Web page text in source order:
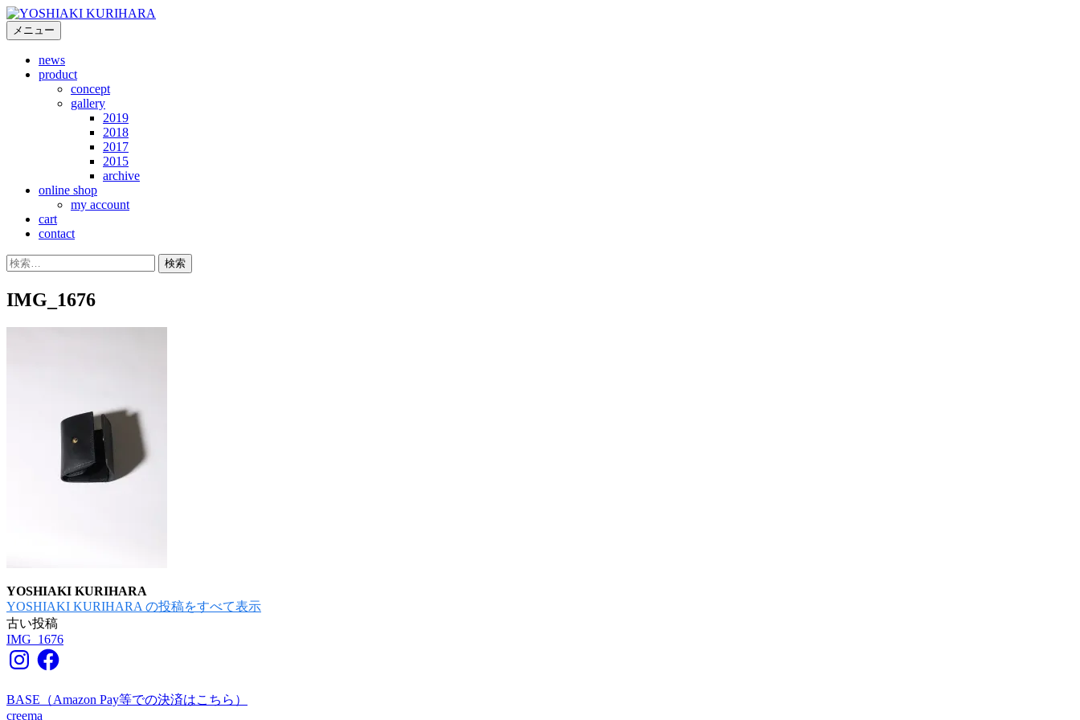
コ
ンメニュー
news
product
concept
gallery
2019
2018
2017
2015
archive
online shop
my account
cart
contact
検
IMG_1676
YOSHIAKI KURIHARA
YOSHIAKI KURIHARA の投稿をすべて表示
投
稿
ビ
古い投稿
IMG_1676
InstagramFacebook
BASE（Amazon Pay等での決済はこちら）
creema